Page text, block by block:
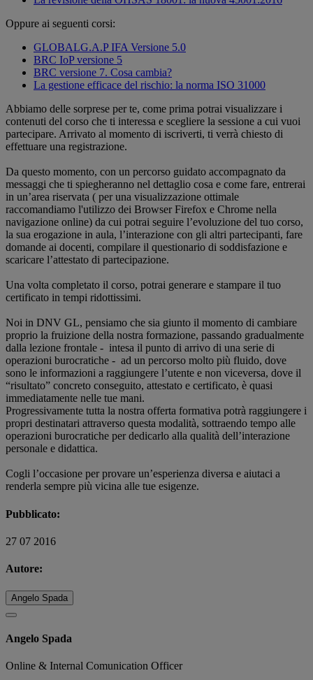
Oppure ai seguenti corsi:
GLOBALG.A.P IFA Versione 5.0
BRC IoP versione 5
BRC versione 7. Cosa cambia?
La gestione efficace del rischio: la norma ISO 31000
Abbiamo delle sorprese per te, come prima potrai visualizzare i
contenuti del corso che ti interessa e scegliere la sessione a cui vuoi
partecipare. Arrivato al momento di iscriverti, ti verrà chiesto di
effettuare una registrazione.
Da questo momento, con un percorso guidato accompagnato da
messaggi che ti spiegheranno nel dettaglio cosa e come fare, entrerai
in un’area riservata ( per una visualizzazione ottimale
raccomandiamo l'utilizzo dei Browser Firefox e Chrome nella
navigazione online) da cui potrai seguire l’evoluzione del tuo corso,
la sua erogazione in aula, l’interazione con gli altri partecipanti, fare
domande ai docenti, compilare il questionario di soddisfazione e
scaricare l’attestato di partecipazione.
Una volta completato il corso, potrai generare e stampare il tuo
certificato in tempi ridottissimi.
Noi in DNV GL, pensiamo che sia giunto il momento di cambiare
proprio la fruizione della nostra formazione, passando gradualmente
dalla lezione frontale - intesa il punto di arrivo di una serie di
operazioni burocratiche - ad un percorso molto più fluido, dove
sono le informazioni a raggiungere l’utente e non viceversa, dove il
“risultato” concreto conseguito, attestato e certificato, è quasi
immediatamente nelle tue mani.
Progressivamente tutta la nostra offerta formativa potrà raggiungere i
propri destinatari attraverso questa modalità, sottraendo tempo alle
operazioni burocratiche per dedicarlo alla qualità dell’interazione
personale e didattica.
Cogli l’occasione per provare un’esperienza diversa e aiutaci a
renderla sempre più vicina alle tue esigenze.
Pubblicato:
27 07 2016
Autore:
Angelo Spada
Angelo Spada
Online & Internal Comunication Officer